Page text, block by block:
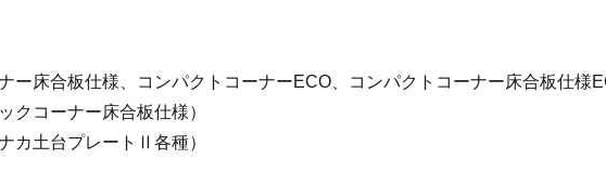
ー床合板仕様、コンパクトコーナーECO、コンパクトコーナー床合板仕様
クコーナー床合板仕様）
カ土台プレートⅡ各種）